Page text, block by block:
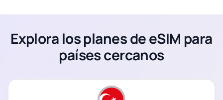
Explora los planes de eSIM para
países cercanos